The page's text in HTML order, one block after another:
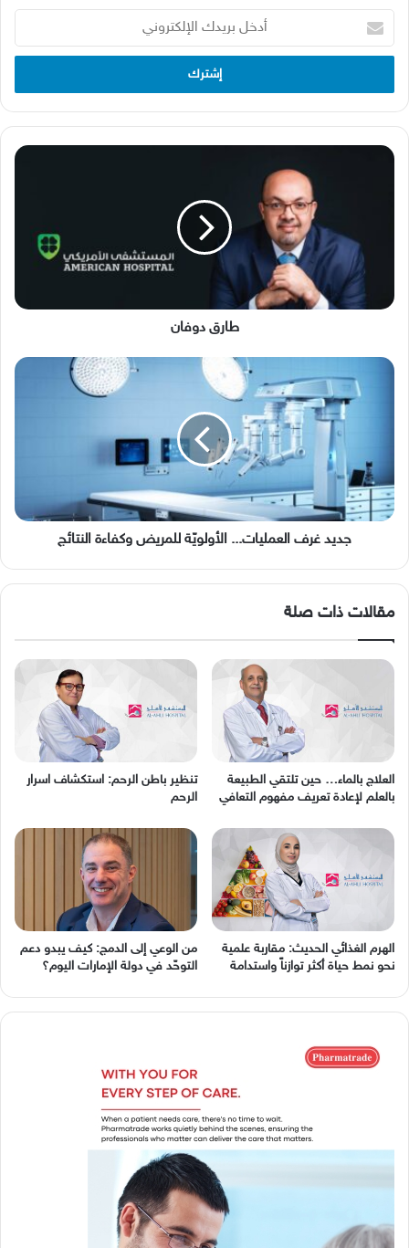
بريدك
الإلكتروني
طارق
طارق دوفان
جديد
العمليات...
وكفاءة
النتائج
جديد غرف العمليات... الأولويّة للمريض وكفاءة النتائج
مقالات ذات صلة
العلاج بالماء… حين تلتقي الطبيعة
بالعلم لإعادة تعريف مفهوم التعافي
تنظير باطن الرحم: استكشاف اسرار
الرحم
الهرم الغذائي الحديث: مقاربة علمية
نحو نمط حياة أكثر توازناً واستدامة
من الوعي إلى الدمج: كيف يبدو دعم
التوحّد في دولة الإمارات اليوم؟